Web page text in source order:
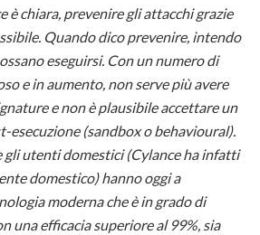
è chiara, prevenire gli attacchi grazie
Quando dico prevenire, intendo
eseguirsi. Con un numero di
e in aumento, non serve più avere
e non è plausibile accettare un
esecuzione (sandbox o behavioural).
gli utenti domestici (Cylance ha infatti
domestico) hanno oggi a
moderna che è in grado di
una efficacia superiore al 99%, sia